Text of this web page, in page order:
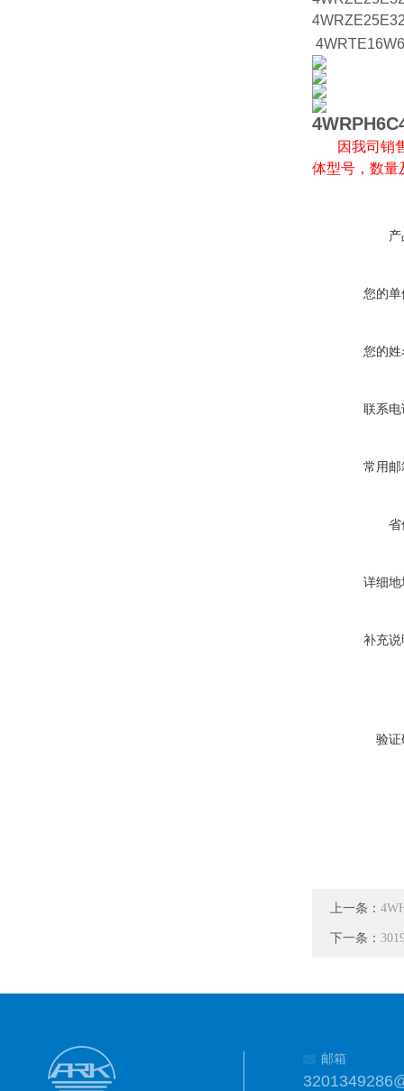
因我司销
体型号，数量
您的
您的
联系
常用
省
详细
补充
验
上一条：
下一条：
邮箱